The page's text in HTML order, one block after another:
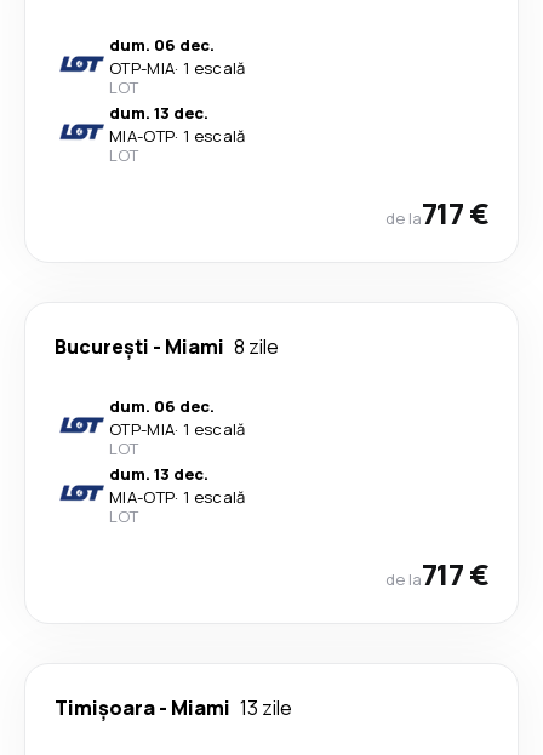
dum. 06 dec.
OTP-MIA· 1 escală
LOT
dum. 13 dec.
MIA-OTP· 1 escală
LOT
de la717 €
București - Miami 8 zile
dum. 06 dec.
OTP-MIA· 1 escală
LOT
dum. 13 dec.
MIA-OTP· 1 escală
LOT
de la717 €
Timișoara- Miami 13 zile